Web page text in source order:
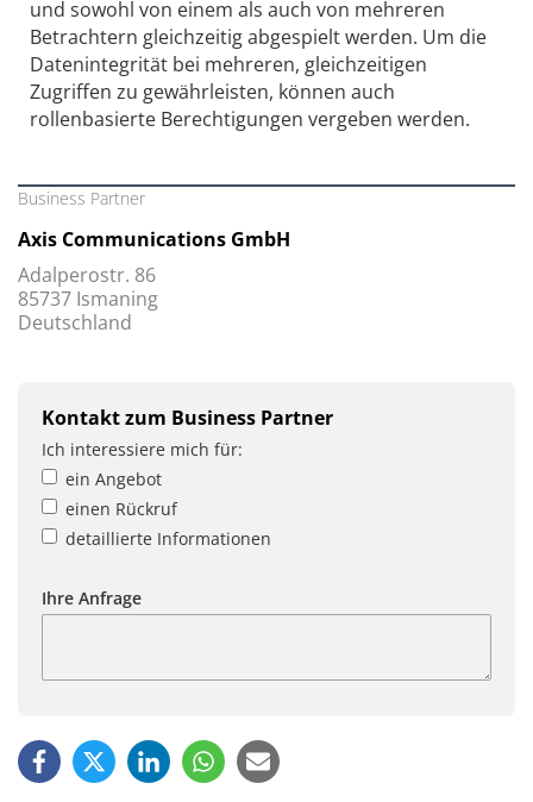
und sowohl von einem als auch von mehreren
Betrachtern gleichzeitig abgespielt werden. Um die
Datenintegrität bei mehreren, gleichzeitigen
Zugriffen zu gewährleisten, können auch
rollenbasierte Berechtigungen vergeben werden.
Business Partner
Axis Communications GmbH
Adalperostr. 86
85737 Ismaning
Deutschland
Kontakt zum Business Partner
Ich interessiere mich für:
ein Angebot
einen Rückruf
detaillierte Informationen
Ihre Anfrage